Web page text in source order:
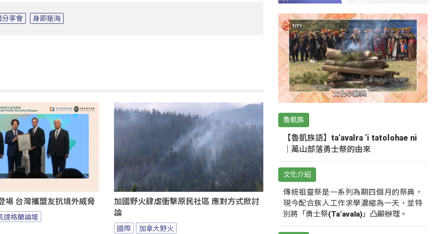
分享會 身即是海
場 台灣攜盟友抗境外威脅
達格蘭論壇
加國野火肆虐衝擊原民社區 應對方式掀討
論
國際 加拿大野火
魯凱族
【魯凱族語】ta‘avalra ‘i tatolohae ni
｜萬山部落勇士祭的由來
文化介紹
傳統祖靈祭是一系列為期四個月的祭典，
現今配合族人工作求學濃縮為一天，並特
別將「勇士祭(Ta‘avala)」凸顯辦理。